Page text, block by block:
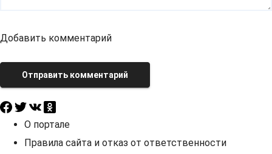
Добавить комментарий
Отправить комментарий
О портале
Правила сайта и отказ от ответственности